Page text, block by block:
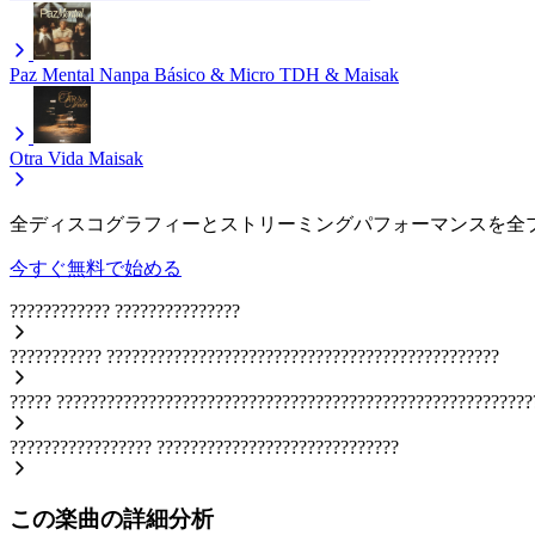
Paz Mental Nanpa Básico & Micro TDH & Maisak
Otra Vida Maisak
全ディスコグラフィーとストリーミングパフォーマンスを全
今すぐ無料で始める
???????????? ???????????????
??????????? ???????????????????????????????????????????????
?????
????????????????? ?????????????????????????????
この楽曲の詳細分析